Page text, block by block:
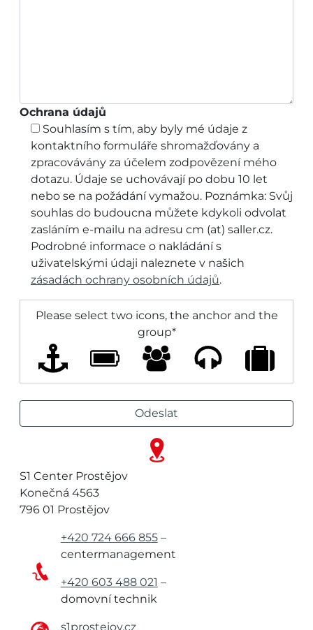
Ochrana údajů
Souhlasím s tím, aby byly mé údaje z
kontaktního formuláře shromažďovány a
zpracovávány za účelem zodpovězení mého
dotazu. Údaje se uchovávají po dobu 10 let
nebo se na požádání vymažou. Poznámka: Svůj
souhlas do budoucna můžete kdykoli odvolat
zasláním e-mailu na adresu cm (at) saller.cz.
Podrobné informace o nakládání s
uživatelskými údaji naleznete v našich
zásadách ochrany osobních údajů.
Please select two icons, the anchor and the
group*
S1 Center Prostějov
Konečná 4563
796 01 Prostějov
+420 724 666 855–
centermanagement
+420 603 488 021 –
domovní technik
s1prostejov.cz